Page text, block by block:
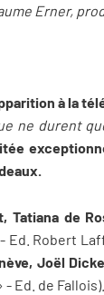
Erner,
à la
ne durent
Tatiana de
Ed. Robert
Joël
Ed. de Fallois).